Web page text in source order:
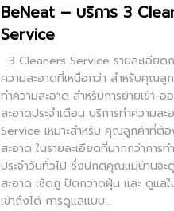
BeNeat – บริการ 3
Service
3 Cleaners Service รายละเอียดก
ความสะอาดที่เหนือกว่า สำหรับคุณลู
ทำความสะอาด สำหรับการย้ายเข้า-
สะอาดประจำเดือน บริการทำความส
Service เหมาะสำหรับ คุณลูกค้าที่ต้อ
สะอาด ในรายละเอียดที่มากกว่าการท
ประจำวันทั่วไป ซึ่งปกติคุณแม่บ้านจะ
สะอาด เช็ดถู ปัดกวาดฝุ่น และ ดูแล
เข้าถึงได้ การดูแลแบบ…